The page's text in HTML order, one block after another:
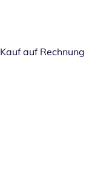
Kauf auf Rechnung